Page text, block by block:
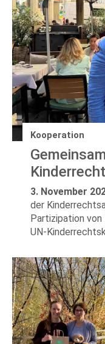
Kooperation
3. November
der
Partizipation
UN-